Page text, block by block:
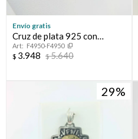
Envío gratis
Cruz de plata 925 con
medalla central de la Virgen
niña en double de oro 18
F4950-F4950
$ 3.948 $5.640
29